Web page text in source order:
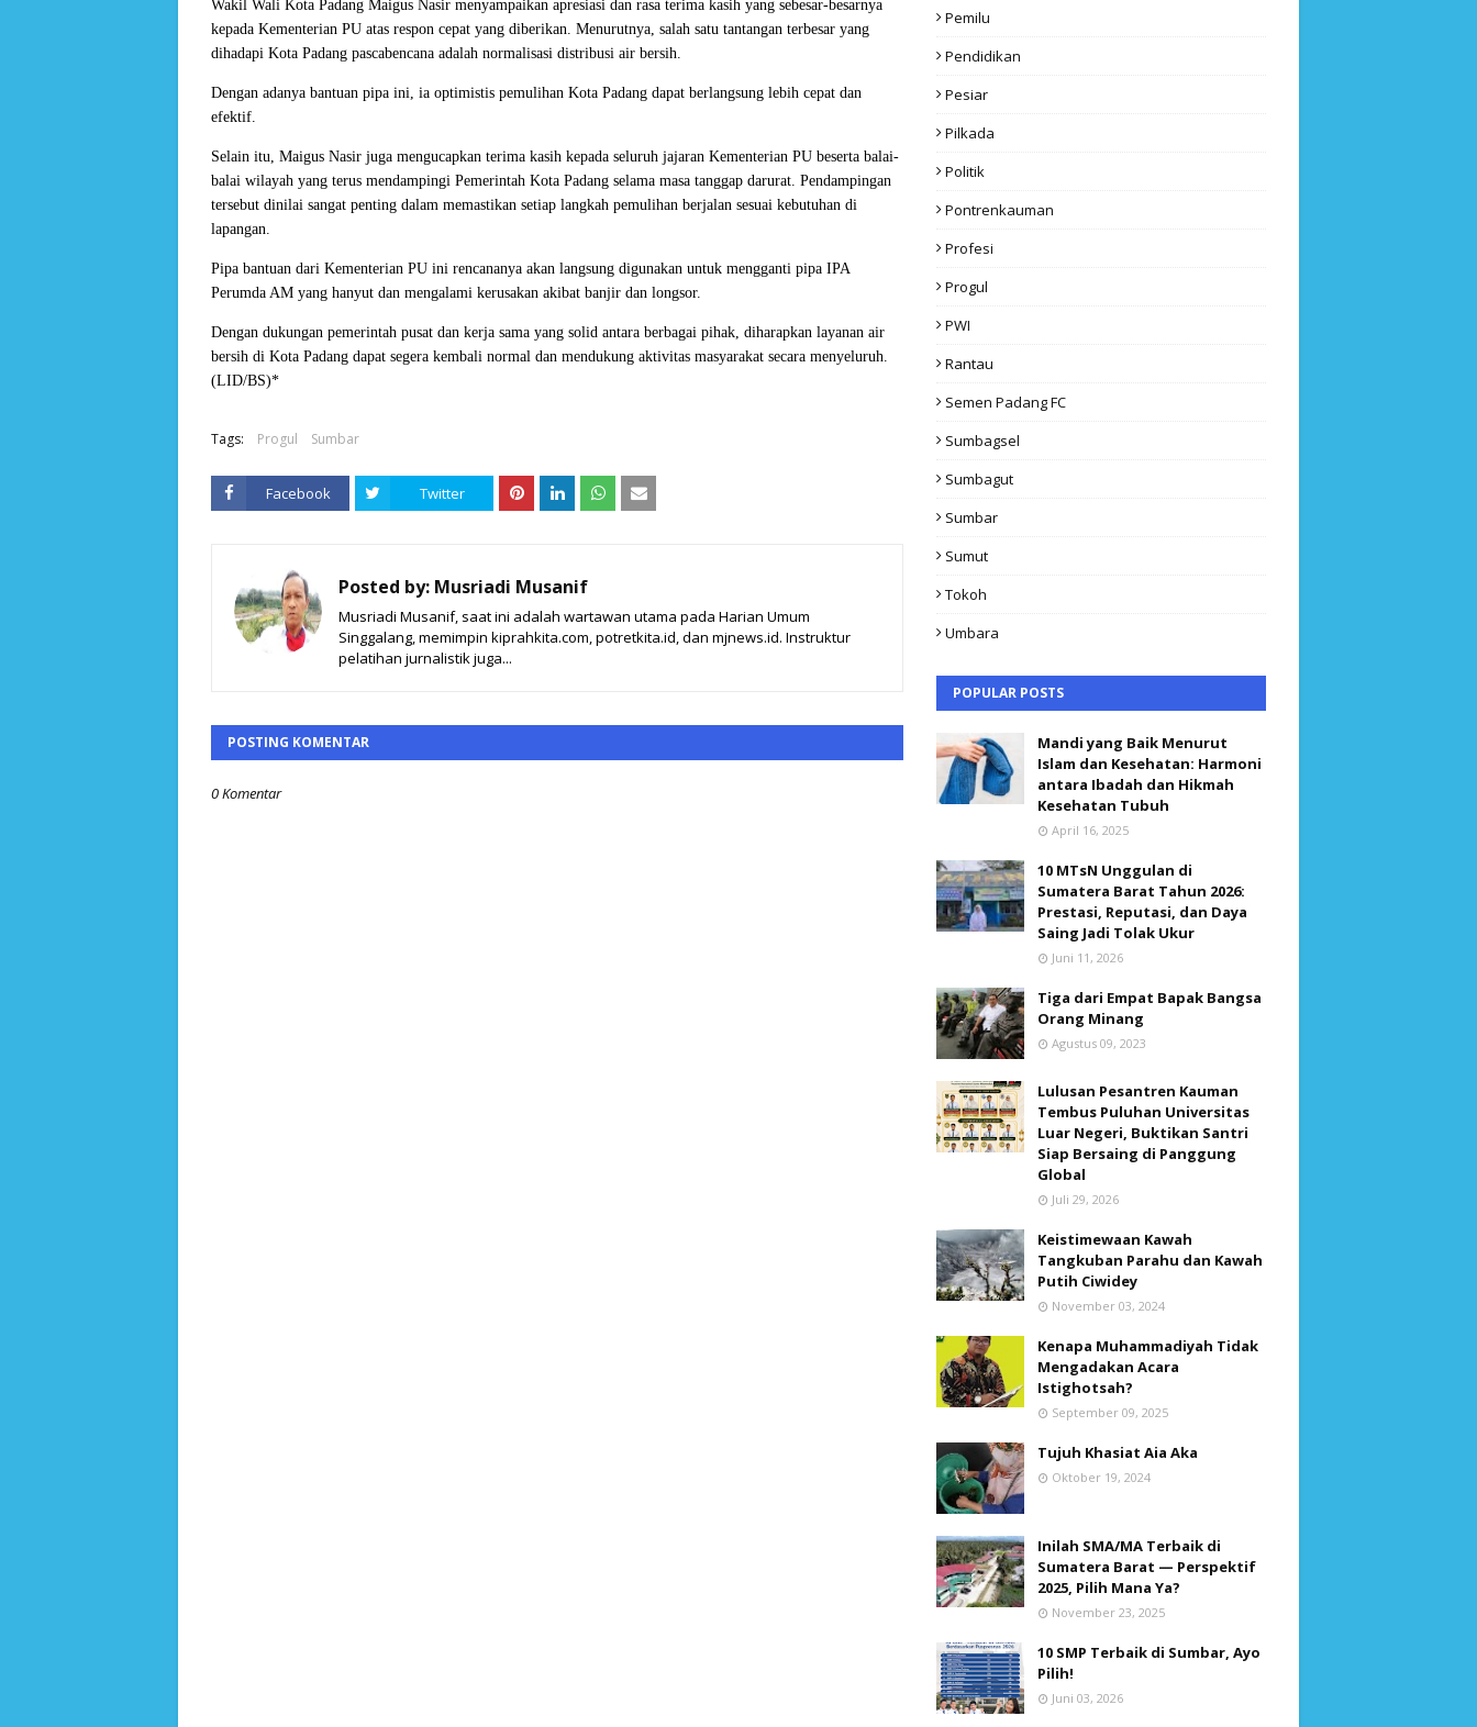
Wakil Wali Kota Padang Maigus Nasir menyampaikan apresiasi dan rasa terima kasih yang sebesar-besarnya
kepada Kementerian PU atas respon cepat yang diberikan. Menurutnya, salah satu tantangan terbesar yang
dihadapi Kota Padang pascabencana adalah normalisasi distribusi air bersih.
Dengan adanya bantuan pipa ini, ia optimistis pemulihan Kota Padang dapat berlangsung lebih cepat dan
efektif.
Selain itu, Maigus Nasir juga mengucapkan terima kasih kepada seluruh jajaran Kementerian PU beserta balai-
balai wilayah yang terus mendampingi Pemerintah Kota Padang selama masa tanggap darurat. Pendampingan
tersebut dinilai sangat penting dalam memastikan setiap langkah pemulihan berjalan sesuai kebutuhan di
lapangan.
Pipa bantuan dari Kementerian PU ini rencananya akan langsung digunakan untuk mengganti pipa IPA
Perumda AM yang hanyut dan mengalami kerusakan akibat banjir dan longsor.
Dengan dukungan pemerintah pusat dan kerja sama yang solid antara berbagai pihak, diharapkan layanan air
bersih di Kota Padang dapat segera kembali normal dan mendukung aktivitas masyarakat secara menyeluruh.
(LID/BS)*
Tags: Progul Sumbar
Facebook Twitter
Posted by: Musriadi Musanif
Musriadi Musanif, saat ini adalah wartawan utama pada Harian Umum
Singgalang, memimpin kiprahkita.com, potretkita.id, dan mjnews.id. Instruktur
pelatihan jurnalistik juga...
POSTING KOMENTAR
0 Komentar
Pemilu
Pendidikan
Pesiar
Pilkada
Politik
Pontrenkauman
Profesi
Progul
PWI
Rantau
Semen Padang FC
Sumbagsel
Sumbagut
Sumbar
Sumut
Tokoh
Umbara
POPULAR POSTS
Mandi yang Baik Menurut
Islam dan Kesehatan: Harmoni
antara Ibadah dan Hikmah
Kesehatan Tubuh
April 16, 2025
10 MTsN Unggulan di
Sumatera Barat Tahun 2026:
Prestasi, Reputasi, dan Daya
Saing Jadi Tolak Ukur
Juni 11, 2026
Tiga dari Empat Bapak Bangsa
Orang Minang
Agustus 09, 2023
Lulusan Pesantren Kauman
Tembus Puluhan Universitas
Luar Negeri, Buktikan Santri
Siap Bersaing di Panggung
Global
Juli 29, 2026
Keistimewaan Kawah
Tangkuban Parahu dan Kawah
Putih Ciwidey
November 03, 2024
Kenapa Muhammadiyah Tidak
Mengadakan Acara
Istighotsah?
September 09, 2025
Tujuh Khasiat Aia Aka
Oktober 19, 2024
Inilah SMA/MA Terbaik di
Sumatera Barat — Perspektif
2025, Pilih Mana Ya?
November 23, 2025
10 SMP Terbaik di Sumbar, Ayo
Pilih!
Juni 03, 2026